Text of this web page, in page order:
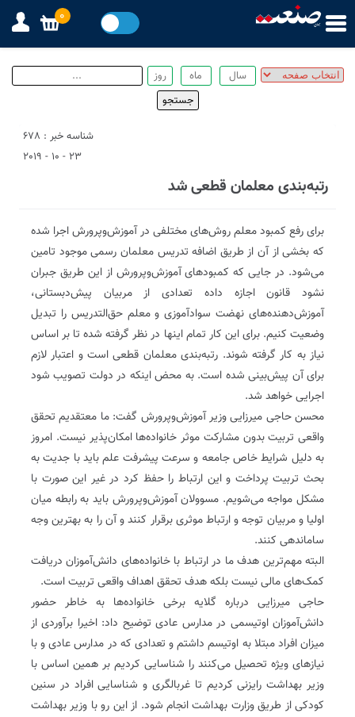
شناسه خبر : 678
23 - 10 - 2019
رتبه‌بندی معلمان قطعی شد
برای رفع کمبود معلم روش‌های مختلفی در آموزش‌و‌پرورش اجرا شده
که بخشی از آن از طریق اضافه تدریس معلمان رسمی موجود تامین
می‌شود. در جایی که کمبودهای آموزش‌و‌پرورش از این طریق جبران
نشود قانون اجازه داده تعدادی از مربیان پیش‌دبستانی،
آموزش‌دهنده‌های نهضت سواد‌آموزی و معلم حق‌التدریس را تبدیل
وضعیت کنیم. برای این کار تمام اینها در نظر گرفته شده تا بر اساس
نیاز به کار گرفته شوند. رتبه‌بندی معلمان قطعی است و اعتبار لازم
برای آن پیش‌بینی شده است. به محض اینکه در دولت تصویب شود
اجرایی خواهد شد.
محسن حاجی میرزایی‌ وزیر آموزش‌و‌پرورش گفت: ما معتقدیم تحقق
واقعی تربیت بدون مشارکت موثر خانواده‌ها امکان‌پذیر نیست. امروز
به دلیل شرایط خاص جامعه و سرعت پیشرفت علم باید با جدیت به
بحث تربیت پرداخت و این ارتباط را حفظ کرد در غیر این صورت با
مشکل مواجه می‌شویم. مسوولان آموزش‌و‌پرورش باید به رابطه میان
اولیا و مربیان توجه و ارتباط موثری برقرار کنند و آن را به بهترین وجه
ساماندهی کنند.
البته مهم‌ترین هدف ما در ارتباط با خانواده‌های دانش‌آموزان دریافت
کمک‌های مالی نیست بلکه هدف تحقق اهداف واقعی تربیت است.
حاجی میرزایی درباره گلایه‌ برخی خانواده‌ها به خاطر حضور
دانش‌آموزان اوتیسمی در مدارس عادی توضیح داد: اخیرا برآوردی از
میزان افراد مبتلا به اوتیسم داشتم و تعدادی که در مدارس عادی و با
نیازهای ویژه تحصیل می‌کنند را شناسایی کردیم بر همین اساس با
وزیر بهداشت رایزنی کردیم تا غربالگری و شناسایی افراد در سنین
کودکی از طریق وزارت بهداشت انجام شود. از این رو با وزیر بهداشت
0